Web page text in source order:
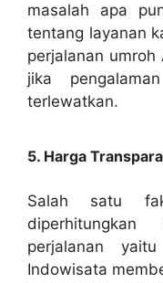
masalah apa
tentang layanan
perjalanan
jika
terlewatkan.
5. Harga
Salah satu
perjalanan
Indowisata